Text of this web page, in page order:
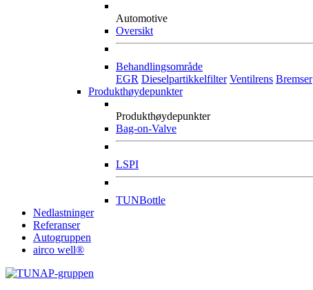
Automotive
Oversikt
Behandlingsområde
EGR Dieselpartikkelfilter Ventilrens Bremser
Produkthøydepunkter
Produkthøydepunkter
Bag-on-Valve
LSPI
TUNBottle
Nedlastninger
Referanser
Autogruppen
airco well®